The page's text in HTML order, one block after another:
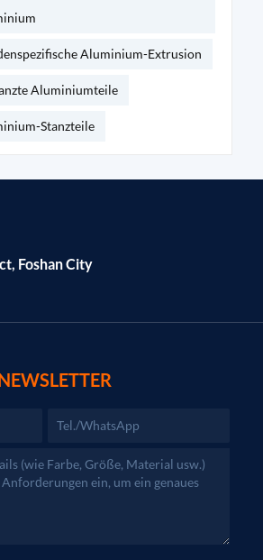
Aluminium-Extrusion
Aluminiumteile
Stanzteile
Foshan City